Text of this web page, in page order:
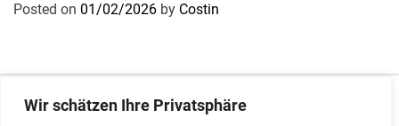
Wir schätzen Ihre Privatsphäre
Posted on 01/02/2026 by Costin